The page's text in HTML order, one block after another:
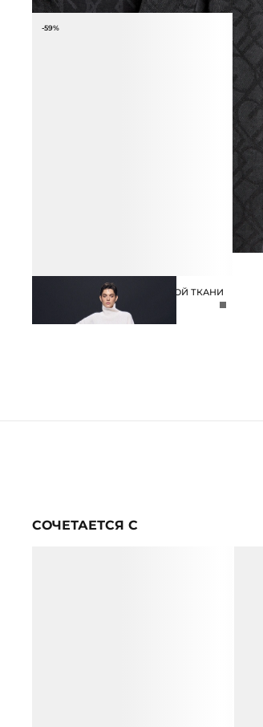
-59%
ЮБКА МАКСИ ИЗ КОСТЮМНОЙ ТКАНИ
16 990 ₽
СОЧЕТАЕТСЯ С